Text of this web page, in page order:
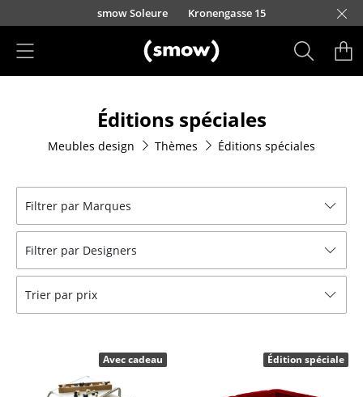
Accéder directement au contenu
smow Soleure Kronengasse 15
Chaises de cuisine & salle à manger
Canapés
Fauteuils
Fauteuils lounge
Chaises
Chaises cantilever
Chaises et Tabourets de bar
Tabourets
Éditions spéciales
Meubles design Thèmes Éditions spéciales
Filtrer par Marques
Filtrer par Designers
Trier par prix
Avec cadeau Édition spéciale